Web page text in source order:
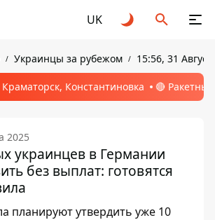
UK
Украинцы за рубежом 15:56, 31
Константиновка 🔴
2025
украинцев в Германии
без выплат: готовятся
планируют утвердить уже 10